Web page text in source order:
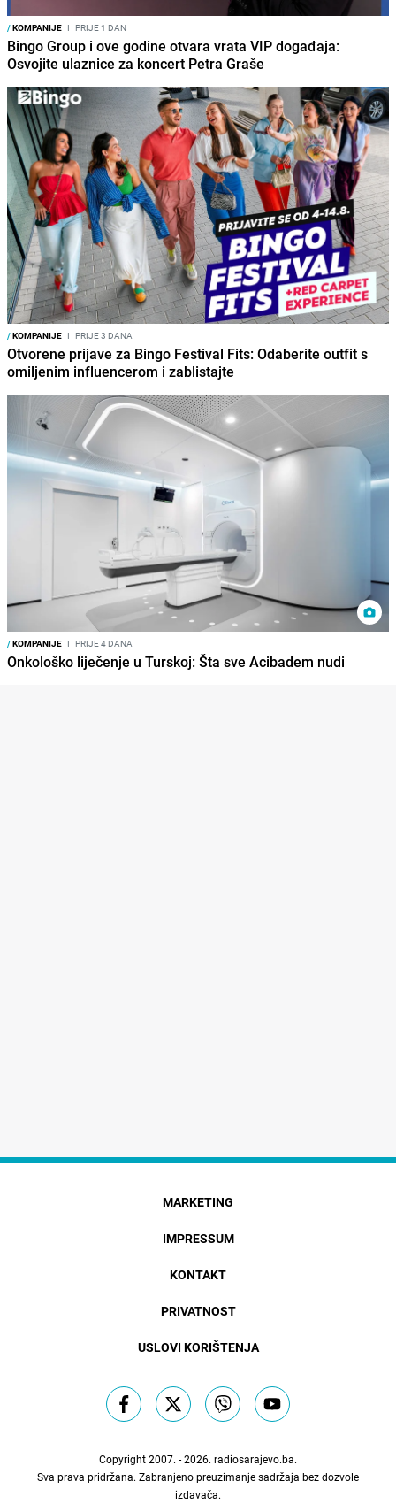
/KOMPANIJE I PRIJE 1 DAN
Bingo Group i ove godine otvara vrata VIP događaja:
Osvojite ulaznice za koncert Petra Graše
/KOMPANIJE I PRIJE 3 DANA
Otvorene prijave za Bingo Festival Fits: Odaberite outfit s
omiljenim influencerom i zablistajte
/KOMPANIJE I PRIJE 4 DANA
Onkološko liječenje u Turskoj: Šta sve Acibadem nudi
MARKETING
IMPRESSUM
KONTAKT
PRIVATNOST
USLOVI KORIŠTENJA
Copyright 2007. - 2026. radiosarajevo.ba.
Sva prava pridržana. Zabranjeno preuzimanje sadržaja bez dozvole
izdavača.